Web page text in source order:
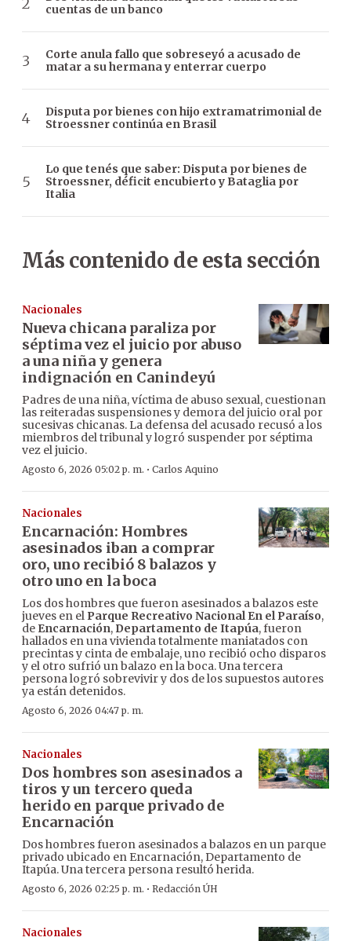
cuentas de un banco
Corte anula fallo que sobreseyó a acusado de
matar a su hermana y enterrar cuerpo
Disputa por bienes con hijo extramatrimonial de
Stroessner continúa en Brasil
Lo que tenés que saber: Disputa por bienes de
Stroessner, déficit encubierto y Bataglia por
Italia
Más contenido de esta sección
Nacionales
Nueva chicana paraliza por
séptima vez el juicio por abuso
a una niña y genera
indignación en Canindeyú
Padres de una niña, víctima de abuso sexual, cuestionan
las reiteradas suspensiones y demora del juicio oral por
sucesivas chicanas. La defensa del acusado recusó a los
miembros del tribunal y logró suspender por séptima
vez el juicio.
Agosto 6, 2026 05:02 p. m. · Carlos Aquino
Nacionales
Encarnación: Hombres
asesinados iban a comprar
oro, uno recibió 8 balazos y
otro uno en la boca
Los dos hombres que fueron asesinados a balazos este
jueves en el Parque Recreativo Nacional En el Paraíso,
de Encarnación, Departamento de Itapúa, fueron
hallados en una vivienda totalmente maniatados con
precintas y cinta de embalaje, uno recibió ocho disparos
y el otro sufrió un balazo en la boca. Una tercera
persona logró sobrevivir y dos de los supuestos autores
ya están detenidos.
Agosto 6, 2026 04:47 p. m.
Nacionales
Dos hombres son asesinados a
tiros y un tercero queda
herido en parque privado de
Encarnación
Dos hombres fueron asesinados a balazos en un parque
privado ubicado en Encarnación, Departamento de
Itapúa. Una tercera persona resultó herida.
Agosto 6, 2026 02:25 p. m. · Redacción ÚH
Nacionales